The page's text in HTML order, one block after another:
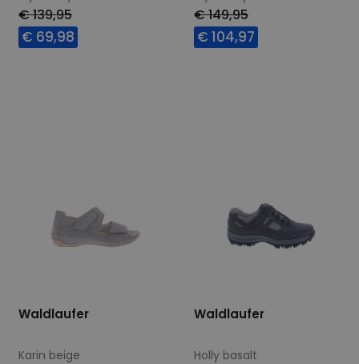
€ 139,95
€ 69,98
€ 149,95
€ 104,97
Waldlaufer
Karin beige
Waldlaufer
Holly basalt